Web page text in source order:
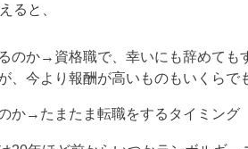
ると、
のか→資格職で、幸いにも辞めても
、今より報酬が高いものもいくらで
か→たまたま転職をするタイミング